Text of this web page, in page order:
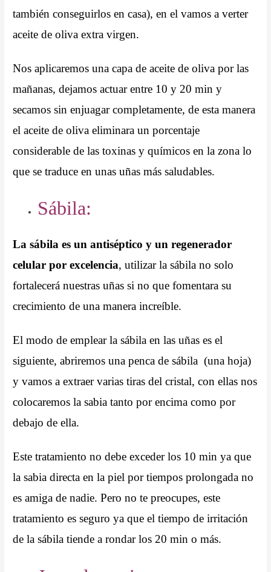
también conseguirlos en casa), en el vamos a verter
aceite de oliva extra virgen.
Nos aplicaremos una capa de aceite de oliva por las
mañanas, dejamos actuar entre 10 y 20 min y
secamos sin enjuagar completamente, de esta manera
el aceite de oliva eliminara un porcentaje
considerable de las toxinas y químicos en la zona lo
que se traduce en unas uñas más saludables.
Sábila:
La sábila es un antiséptico y un regenerador
celular por excelencia, utilizar la sábila no solo
fortalecerá nuestras uñas si no que fomentara su
crecimiento de una manera increíble.
El modo de emplear la sábila en las uñas es el
siguiente, abriremos una penca de sábila (una hoja)
y vamos a extraer varias tiras del cristal, con ellas nos
colocaremos la sabia tanto por encima como por
debajo de ella.
Este tratamiento no debe exceder los 10 min ya que
la sabia directa en la piel por tiempos prolongada no
es amiga de nadie.Pero no te preocupes, este
tratamiento es seguro ya que el tiempo de irritación
de la sábila tiende a rondar los 20 min o más.